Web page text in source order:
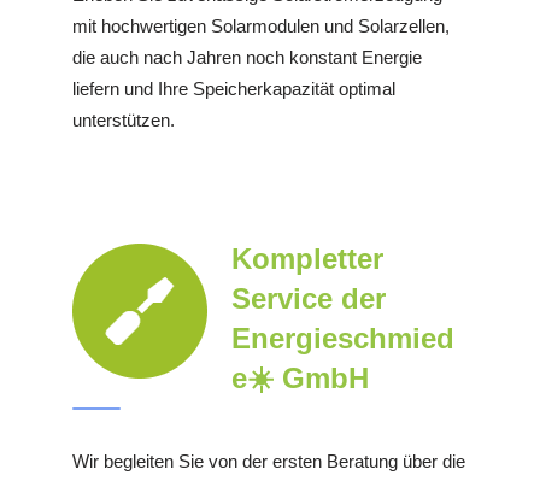
mit hochwertigen Solarmodulen und Solarzellen,
die auch nach Jahren noch konstant Energie
liefern und Ihre Speicherkapazität optimal
unterstützen.
Kompletter
Service der
Energieschmied
e☀️ GmbH
Wir begleiten Sie von der ersten Beratung über die